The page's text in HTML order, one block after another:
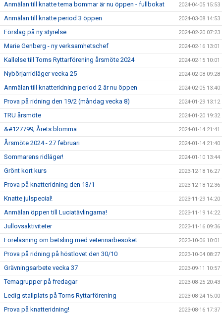
Anmälan till knatte tema bommar är nu öppen - fullbokat 2024-04-05 15:53
Anmälan till knatte period 3 öppen 2024-03-08 14:53
Förslag på ny styrelse 2024-02-20 07:23
Marie Genberg - ny verksamhetschef 2024-02-16 13:01
Kallelse till Torns Ryttarförening årsmöte 2024 2024-02-15 10:01
Nybörjarridläger vecka 25 2024-02-08 09:28
Anmälan till knatteridning period 2 är nu öppen 2024-02-05 13:40
Prova på ridning den 19/2 (måndag vecka 8) 2024-01-29 13:12
TRU årsmöte 2024-01-20 19:32
&#127799; Årets blomma 2024-01-14 21:41
Årsmöte 2024 - 27 februari 2024-01-14 21:40
Sommarens ridläger! 2024-01-10 13:44
Grönt kort kurs 2023-12-18 16:27
Prova på knatteridning den 13/1 2023-12-18 12:36
Knatte julspecial! 2023-11-29 14:20
Anmälan öppen till Luciatävlingarna! 2023-11-19 14:22
Jullovsaktiviteter 2023-11-16 09:36
Föreläsning om betsling med veterinärbesöket 2023-10-06 10:01
Prova på ridning på höstlovet den 30/10 2023-10-04 08:27
Grävningsarbete vecka 37 2023-09-11 10:57
Temagrupper på fredagar 2023-08-25 20:43
Ledig stallplats på Torns Ryttarförening 2023-08-24 15:00
Prova på knatteridning! 2023-08-16 17:37